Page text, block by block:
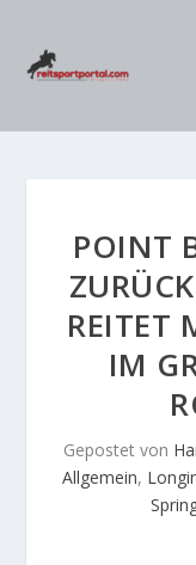
POINT
REITET
IM
Gepostet von
Allgemein,